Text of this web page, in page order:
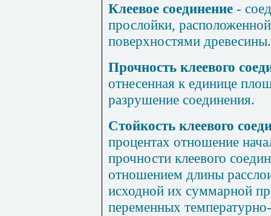
Клеевое соединение -
прослойки,
поверхностями древесины.
Прочность клеевого
отнесенная к единице
разрушение соединения.
Стойкость клеевого
процентах отношение
прочности клеевого
отношением длины
исходной их суммарной
переменных